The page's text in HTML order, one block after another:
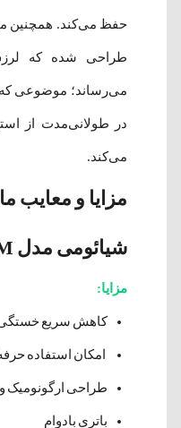
حفظ می‌کند. همچنین
طراحی شده که
می‌رساند؛ موضوعی که
در طولانی‌مدت از
می‌کند.
مزایا و معایب
شیائومی مدل Gun 3 MJJMQ05YM
مزایا:
کاهش سریع خستگی
امکان استفاده
طراحی ارگونومیک
باتری بادوام